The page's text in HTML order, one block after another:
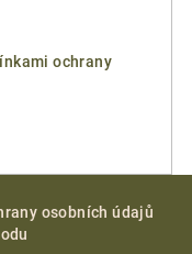
ochrany
osobních údajů